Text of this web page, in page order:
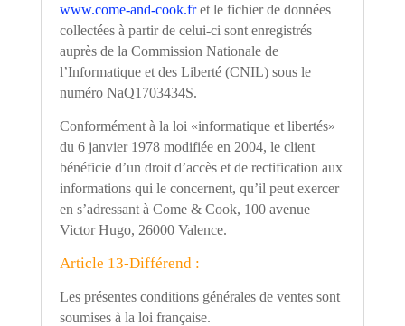
www.come-and-cook.fret le fichier de données
collectées à partir de celui-ci sont enregistrés
auprès de la Commission Nationale de
l’Informatique et des Liberté (CNIL) sous le
numéro NaQ1703434S.
Conformément à la loi «informatique et libertés»
du 6 janvier 1978 modifiée en 2004, le client
bénéficie d’un droit d’accès et de rectification aux
informations qui le concernent, qu’il peut exercer
en s’adressant à Come & Cook, 100 avenue
Victor Hugo, 26000 Valence.
Article 13-Différend :
Les présentes conditions générales de ventes sont
soumises à la loi française.